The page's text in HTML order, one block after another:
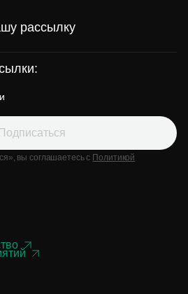
рассылку
Подписаться
вы соглашаетесь с Политикой